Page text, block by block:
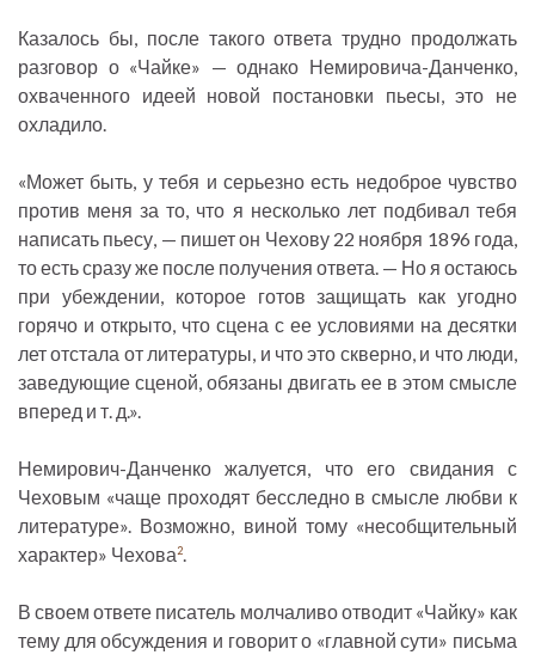
Казалось бы, после такого ответа трудно продолжать
разговор о «Чайке» — однако Немировича-Данченко,
охваченного идеей новой постановки пьесы, это не
охладило.
«Может быть, у тебя и серьезно есть недоброе чувство
против меня за то, что я несколько лет подбивал тебя
написать пьесу, — пишет он Чехову 22 ноября 1896 года,
то есть сразу же после получения ответа. — Но я остаюсь
при убеждении, которое готов защищать как угодно
горячо и открыто, что сцена с ее условиями на десятки
лет отстала от литературы, и что это скверно, и что люди,
заведующие сценой, обязаны двигать ее в этом смысле
вперед и т. д.».
Немирович-Данченко жалуется, что его свидания с
Чеховым «чаще проходят бесследно в смысле любви к
литературе». Возможно, виной тому «несобщительный
характер» Чехова2.
В своем ответе писатель молчаливо отводит «Чайку» как
тему для обсуждения и говорит о «главной сути» письма